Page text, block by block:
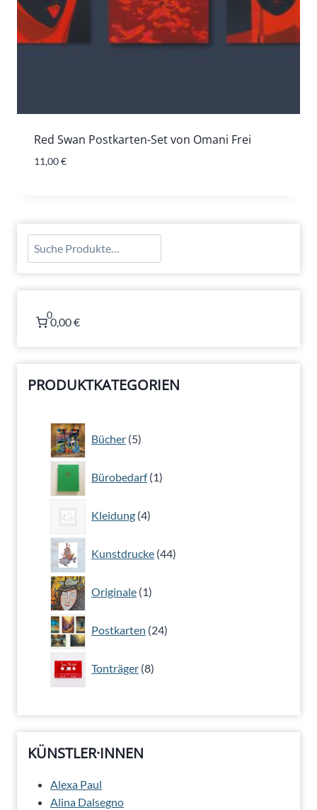
Red Swan Postkarten-Set von Omani Frei
11,00€
Suchen
0
0,00 €
PRODUKTKATEGORIEN
Bücher 5
Produkte
Bürobedarf 1
Produkt
Kleidung 4
Produkte
Kunstdrucke 44
Produkte
Originale 1
Produkt
Postkarten 24
Produkte
Tonträger 8
Produkte
KÜNSTLER·INNEN
Alexa Paul
Alina Dalsegno